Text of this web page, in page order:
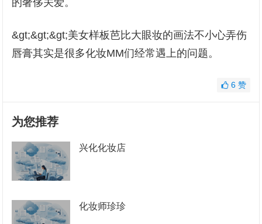
的奢侈关爱。
&gt;&gt;&gt;美女样板芭比大眼妆的画法不小心弄伤
唇膏其实是很多化妆MM们经常遇上的问题。
6 赞
为您推荐
兴化化妆店
化妆师珍珍